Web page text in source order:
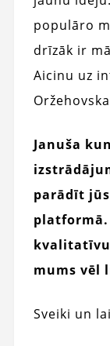
populāro
drīzāk ir
Aicinu uz
Januša
parādīt
kvalitatīvu
mums vēl
Sveiki un